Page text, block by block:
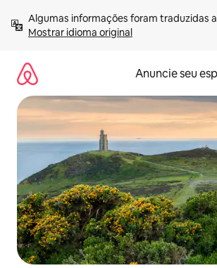
para
Mostrar idioma original
Anuncie seu